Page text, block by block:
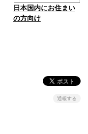
日本国内にお住まい
の方向け
通報する